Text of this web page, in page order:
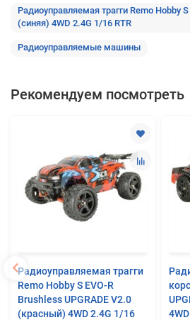
Радиоуправляемая трагги Remo Hobby S
(синяя) 4WD 2.4G 1/16 RTR
Радиоуправляемые машины
Рекомендуем посмотреть
Радиоуправляемая трагги
Remo Hobby S EVO-R
Brushless UPGRADE V2.0
(красный) 4WD 2.4G 1/16